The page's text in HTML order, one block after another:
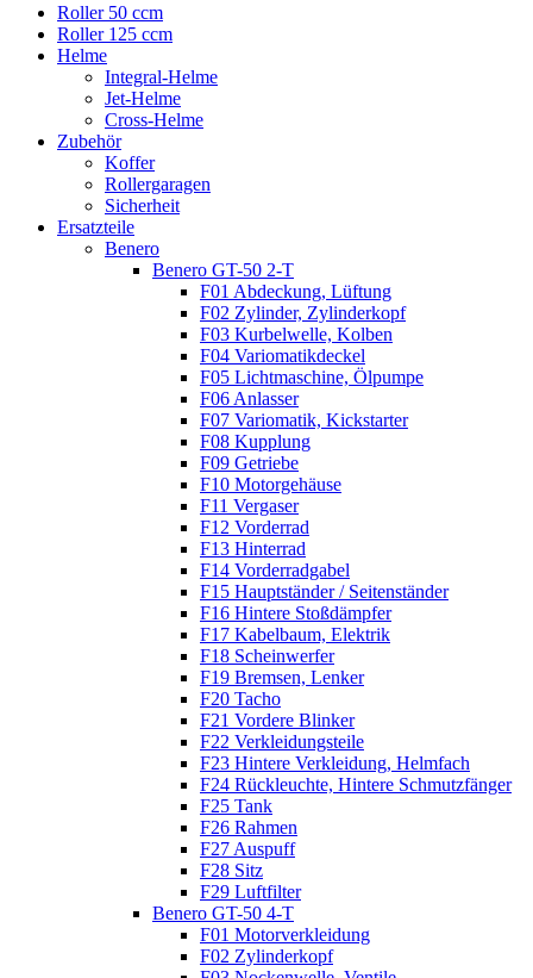
Roller 50 ccm
Roller 125 ccm
Helme
Integral-Helme
Jet-Helme
Cross-Helme
Zubehör
Koffer
Rollergaragen
Sicherheit
Ersatzteile
Benero
Benero GT-50 2-T
F01 Abdeckung, Lüftung
F02 Zylinder, Zylinderkopf
F03 Kurbelwelle, Kolben
F04 Variomatikdeckel
F05 Lichtmaschine, Ölpumpe
F06 Anlasser
F07 Variomatik, Kickstarter
F08 Kupplung
F09 Getriebe
F10 Motorgehäuse
F11 Vergaser
F12 Vorderrad
F13 Hinterrad
F14 Vorderradgabel
F15 Hauptständer / Seitenständer
F16 Hintere Stoßdämpfer
F17 Kabelbaum, Elektrik
F18 Scheinwerfer
F19 Bremsen, Lenker
F20 Tacho
F21 Vordere Blinker
F22 Verkleidungsteile
F23 Hintere Verkleidung, Helmfach
F24 Rückleuchte, Hintere Schmutzfänger
F25 Tank
F26 Rahmen
F27 Auspuff
F28 Sitz
F29 Luftfilter
Benero GT-50 4-T
F01 Motorverkleidung
F02 Zylinderkopf